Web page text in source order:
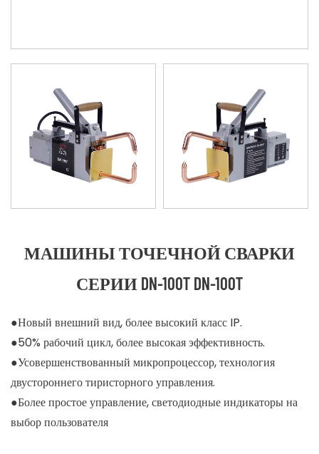
МАШИНЫ ТОЧЕЧНОЙ СВАРКИ
СЕРИИ DN-100T DN-100T
●Новый внешний вид, более высокий класс IP.
●50% рабочий цикл, более высокая эффективность.
●Усовершенствованный микропроцессор, технология
двустороннего тиристорного управления.
●Более простое управление, светодиодные индикаторы на
выбор пользователя